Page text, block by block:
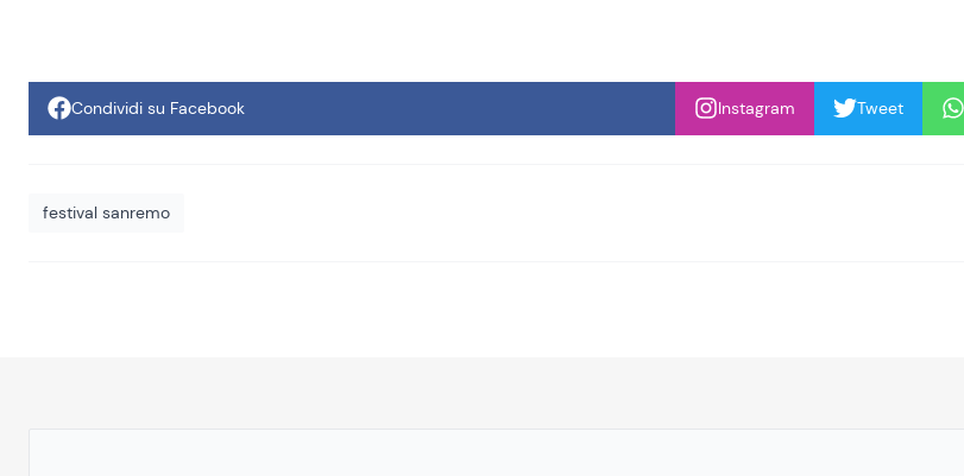
Condividi su Facebook Instagram Tweet
festival sanremo